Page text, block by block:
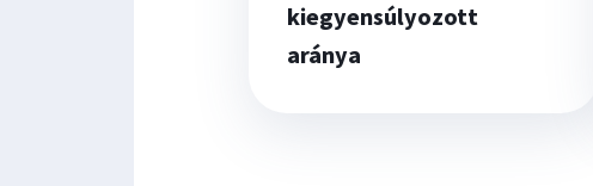
kiegyensúlyozott
aránya